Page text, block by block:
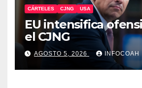
CÁRTELES CJNG USA
EU intensifica
el CJNG
AGOSTO 5, 2026 INFOCOAH